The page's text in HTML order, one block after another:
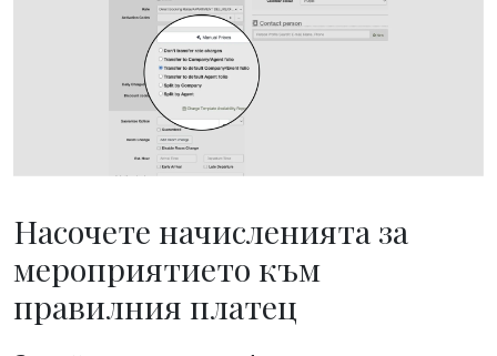
Насочете начисленията за
мероприятието към
правилния платец